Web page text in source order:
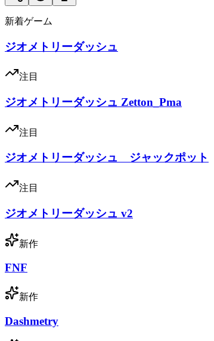
新着ゲーム
ジオメトリーダッシュ
注目
ジオメトリーダッシュ Zetton_Pma
注目
ジオメトリーダッシュ ジャックポット
注目
ジオメトリーダッシュ v2
新作
FNF
新作
Dashmetry